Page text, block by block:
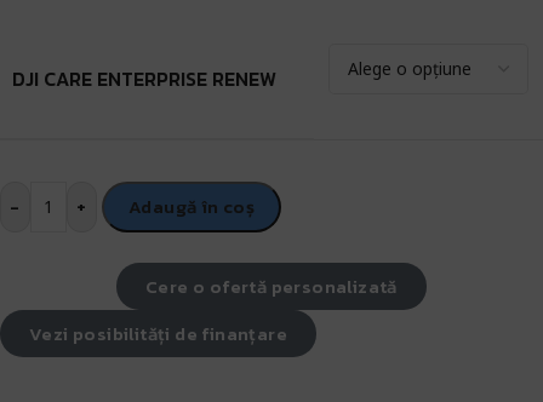
DJI CARE ENTERPRISE RENEW
- + Adaugă în coș
Cere o ofertă personalizată
Vezi posibilități de finanțare